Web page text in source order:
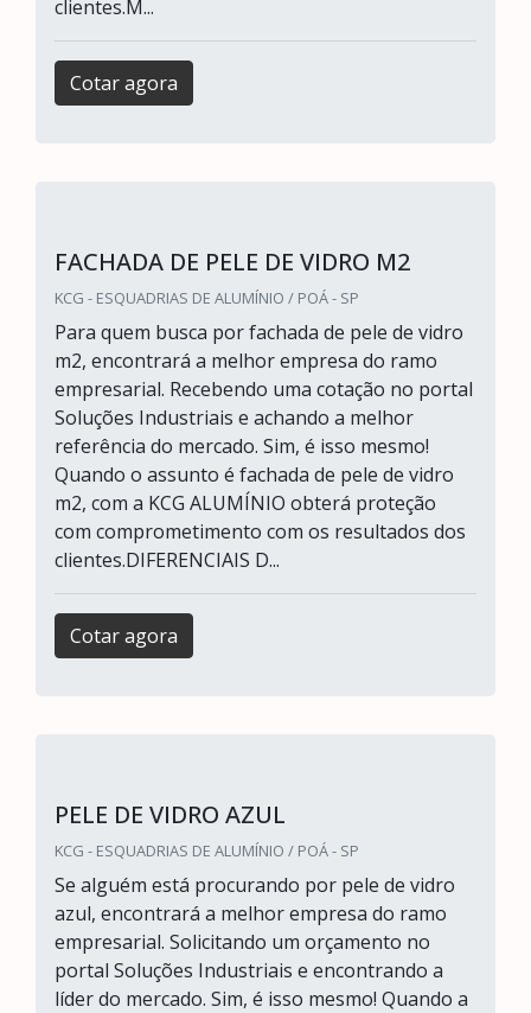
clientes.M...
Cotar agora
FACHADA DE PELE DE VIDRO M2
KCG - ESQUADRIAS DE ALUMÍNIO / POÁ - SP
Para quem busca por fachada de pele de vidro
m2, encontrará a melhor empresa do ramo
empresarial. Recebendo uma cotação no portal
Soluções Industriais e achando a melhor
referência do mercado. Sim, é isso mesmo!
Quando o assunto é fachada de pele de vidro
m2, com a KCG ALUMÍNIO obterá proteção
com comprometimento com os resultados dos
clientes.DIFERENCIAIS D...
Cotar agora
PELE DE VIDRO AZUL
KCG - ESQUADRIAS DE ALUMÍNIO / POÁ - SP
Se alguém está procurando por pele de vidro
azul, encontrará a melhor empresa do ramo
empresarial. Solicitando um orçamento no
portal Soluções Industriais e encontrando a
líder do mercado. Sim, é isso mesmo! Quando a